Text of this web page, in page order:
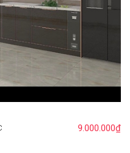
9.000.000₫